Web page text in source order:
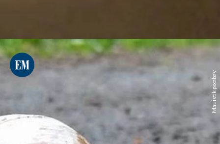
Mauistik pixabay